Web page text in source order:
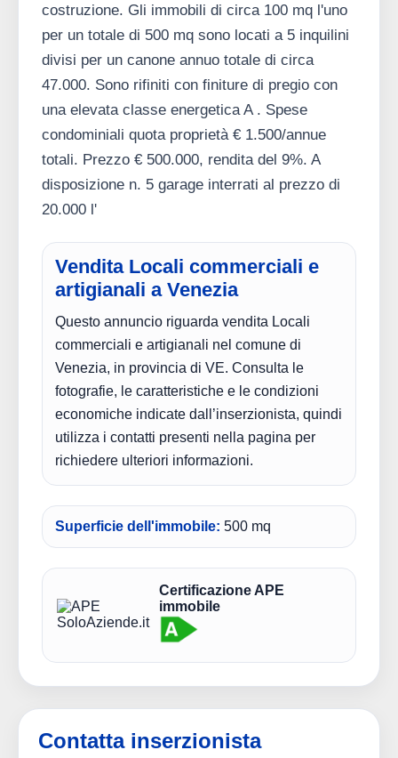
costruzione. Gli immobili di circa 100 mq l'uno
per un totale di 500 mq sono locati a 5 inquilini
divisi per un canone annuo totale di circa
47.000. Sono rifiniti con finiture di pregio con
una elevata classe energetica A . Spese
condominiali quota proprietà € 1.500/annue
totali. Prezzo € 500.000, rendita del 9%. A
disposizione n. 5 garage interrati al prezzo di
20.000 l'
Vendita Locali commerciali e
artigianali a Venezia
Questo annuncio riguarda vendita Locali
commerciali e artigianali nel comune di
Venezia, in provincia di VE. Consulta le
fotografie, le caratteristiche e le condizioni
economiche indicate dall’inserzionista, quindi
utilizza i contatti presenti nella pagina per
richiedere ulteriori informazioni.
Superficie dell'immobile: 500 mq
Certificazione APE
immobile
Contatta inserzionista